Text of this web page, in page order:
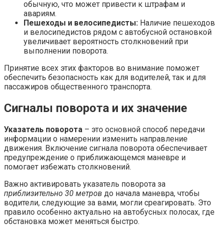
обычную, что может привести к штрафам и
авариям.
Пешеходы и велосипедисты: Наличие пешеходов
и велосипедистов рядом с автобусной остановкой
увеличивает вероятность столкновений при
выполнении поворота.
Принятие всех этих факторов во внимание поможет
обеспечить безопасность как для водителей, так и для
пассажиров общественного транспорта.
Сигналы поворота и их значение
Указатель поворота – это основной способ передачи
информации о намерении изменить направление
движения. Включение сигнала поворота обеспечивает
предупреждение о приближающемся маневре и
помогает избежать столкновений.
Важно активировать указатель поворота за
приблизительно 30 метров до начала маневра, чтобы
водители, следующие за вами, могли среагировать. Это
правило особенно актуально на автобусных полосах, где
обстановка может меняться быстро.